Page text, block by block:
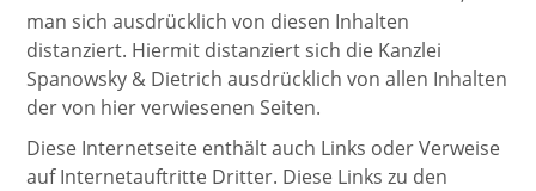
man sich ausdrücklich von diesen Inhalten
distanziert. Hiermit distanziert sich die Kanzlei
Spanowsky & Dietrich ausdrücklich von allen Inhalten
der von hier verwiesenen Seiten.
Diese Internetseite enthält auch Links oder Verweise
auf Internetauftritte Dritter. Diese Links zu den